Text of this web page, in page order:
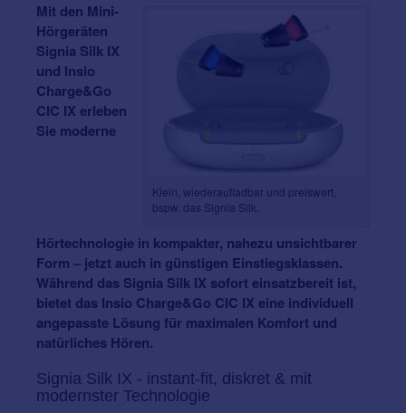
Klein, wiederaufladbar und preiswert,
bspw. das Signia Silk.
Mit den Mini-
Hörgeräten
Signia Silk IX
und Insio
Charge&Go
CIC IX erleben
Sie moderne
Hörtechnologie in kompakter, nahezu unsichtbarer
Form – jetzt auch in günstigen Einstiegsklassen.
Während das Signia Silk IX sofort einsatzbereit ist,
bietet das Insio Charge&Go CIC IX eine individuell
angepasste Lösung für maximalen Komfort und
natürliches Hören.
Signia Silk IX - instant-fit, diskret & mit
modernster Technologie